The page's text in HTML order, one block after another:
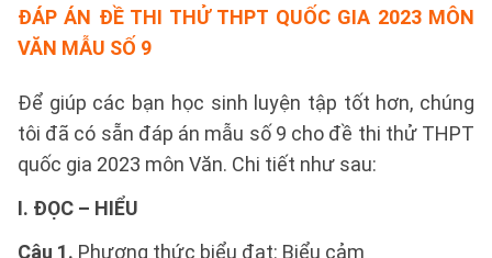
ĐÁP ÁN ĐỀ THI THỬ THPT QUỐC GIA 2023 MÔN
VĂN MẪU SỐ 9
Để giúp các bạn học sinh luyện tập tốt hơn, chúng
tôi đã có sẵn đáp án mẫu số 9 cho đề thi thử THPT
quốc gia 2023 môn Văn. Chi tiết như sau:
I. ĐỌC – HIỂU
Câu 1. Phương thức biểu đạt: Biểu cảm